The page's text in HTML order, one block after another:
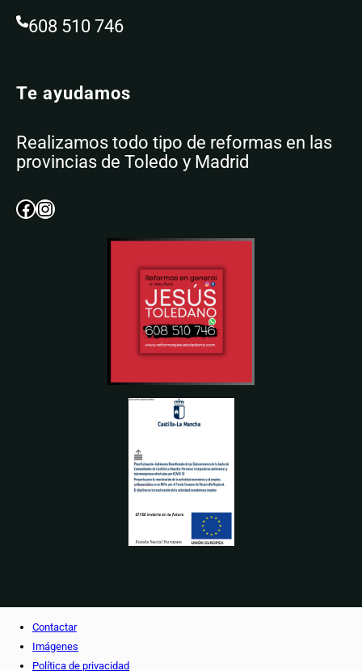
608 510 746
Te ayudamos
Realizamos todo tipo de reformas en las
provincias de Toledo y Madrid
Facebook Instagram
Contactar
Imágenes
Política de privacidad